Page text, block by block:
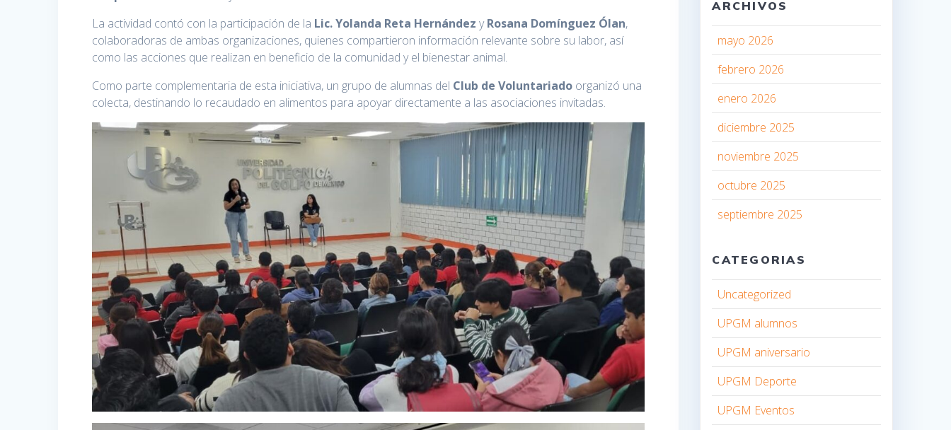
La actividad contó con la participación de la Lic. Yolanda Reta Hernández yRosana Domínguez Ólan,
colaboradoras de ambas organizaciones, quienes compartieron información relevante sobre su labor, así
como las acciones que realizan en beneficio de la comunidad y el bienestar animal.
Como parte complementaria de esta iniciativa, un grupo de alumnas del Club de Voluntariado organizó una
colecta, destinando lo recaudado en alimentos para apoyar directamente a las asociaciones invitadas.
ARCHIVOS
mayo 2026
febrero 2026
enero 2026
diciembre 2025
noviembre 2025
octubre 2025
septiembre 2025
CATEGORIAS
Uncategorized
UPGM alumnos
UPGM aniversario
UPGM Deporte
UPGM Eventos